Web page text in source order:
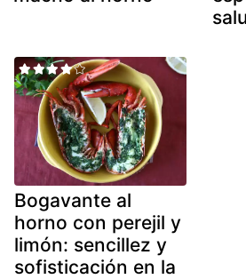
Bogavante al
horno con perejil y
limón: sencillez y
sofisticación en la